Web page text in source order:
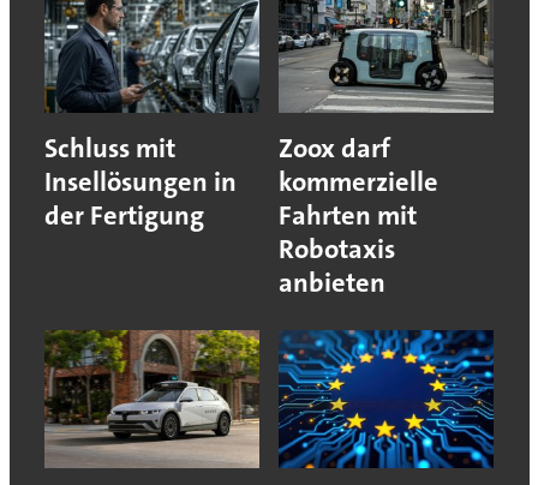
Schluss mit
Insellösungen in
der Fertigung
Zoox darf
kommerzielle
Fahrten mit
Robotaxis
anbieten